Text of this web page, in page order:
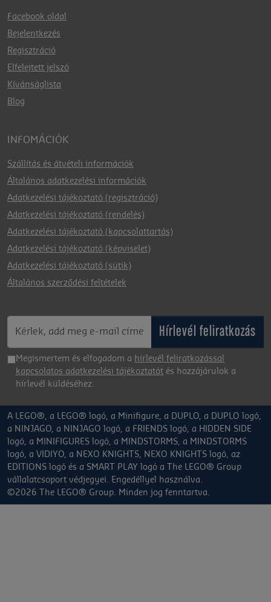
Facebook oldal
Bejelentkezés
Regisztráció
Elfelejtett jelszó
Kívánságlista
Blog
INFOMÁCIÓK
Szállítás és átvételi információk
Általános adatkezelési információk
Adatkezelési tájékoztató (regisztráció)
Adatkezelési tájékoztató (rendelés)
Adatkezelési tájékoztató (kapcsolattartás)
Adatkezelési tájékoztató (képviselet)
Adatkezelési tájékoztató (sütik)
Általános szerződési feltételek
Hírlevél feliratkozás
Megismertem és elfogadom a hírlevél feliratkozással
kapcsolatos adatkezelési tájékoztatót és hozzájárulok a
hírlevél küldéséhez.
A LEGO®, a LEGO® logó, a Minifigure, a DUPLO, a DUPLO logó,
a NINJAGO, a NINJAGO logó, a FRIENDS logó, a HIDDEN SIDE
logó, a MINIFIGURES logó, a MINDSTORMS, a MINDSTORMS
logó, a VIDIYO, a NEXO KNIGHTS, NEXO KNIGHTS logó, az
EDITIONS logó és a SMART PLAY logó a The LEGO® Group
vállalatcsoport védjegyei. Engedéllyel használva.
©2026 The LEGO® Group. Minden jog fenntartva.